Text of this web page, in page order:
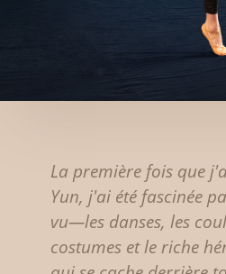
La première fois que
Yun, j'ai été fascinée
vu—les danses, les
costumes et le riche